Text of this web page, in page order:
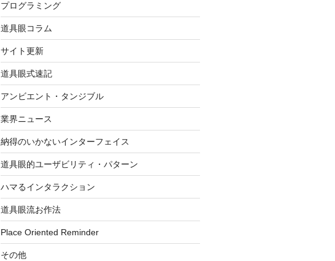
プログラミング
道具眼コラム
サイト更新
道具眼式速記
アンビエント・タンジブル
業界ニュース
納得のいかないインターフェイス
道具眼的ユーザビリティ・パターン
ハマるインタラクション
道具眼流お作法
Place Oriented Reminder
その他